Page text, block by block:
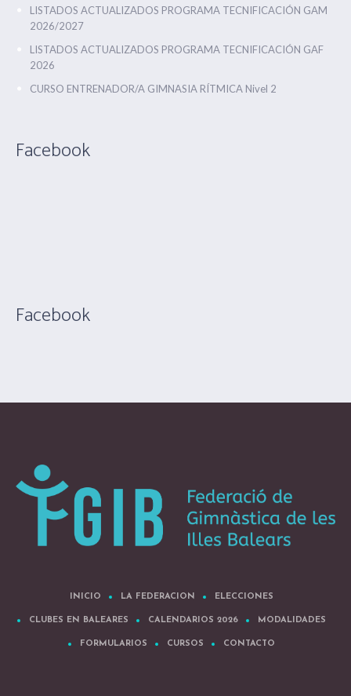
LISTADOS ACTUALIZADOS PROGRAMA TECNIFICACIÓN GAM
2026/2027
LISTADOS ACTUALIZADOS PROGRAMA TECNIFICACIÓN GAF
2026
CURSO ENTRENADOR/A GIMNASIA RÍTMICA Nivel 2
Facebook
Facebook
INICIO LA FEDERACION ELECCIONES
CLUBES EN BALEARES CALENDARIOS 2026 MODALIDADES
FORMULARIOS CURSOS CONTACTO